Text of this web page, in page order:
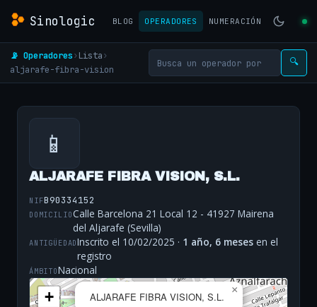
Sinologic BLOG OPERADORES NUMERACIÓN
📡 Operadores› Lista›
aljarafe-fibra-vision
🔍
📱
ALJARAFE FIBRA VISION, S.L.
NIFB90334152
DOMICILIOCalle Barcelona 21 Local 12 - 41927 Mairena
del Aljarafe (Sevilla)
ANTIGÜEDADInscrito el 10/02/2025 · 1 año, 6 meses en el
registro
ÁMBITONacional
ALJARAFE FIBRA VISION, S.L.
×
+